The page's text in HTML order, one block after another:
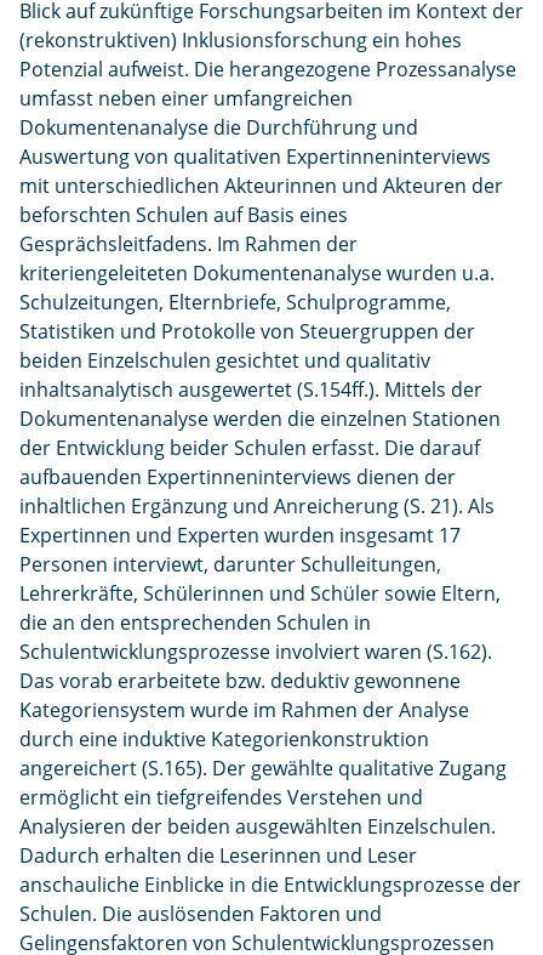
Blick auf zukünftige Forschungsarbeiten im Kontext der
(rekonstruktiven) Inklusionsforschung ein hohes
Potenzial aufweist. Die herangezogene Prozessanalyse
umfasst neben einer umfangreichen
Dokumentenanalyse die Durchführung und
Auswertung von qualitativen Expertinneninterviews
mit unterschiedlichen Akteurinnen und Akteuren der
beforschten Schulen auf Basis eines
Gesprächsleitfadens. Im Rahmen der
kriteriengeleiteten Dokumentenanalyse wurden u.a.
Schulzeitungen, Elternbriefe, Schulprogramme,
Statistiken und Protokolle von Steuergruppen der
beiden Einzelschulen gesichtet und qualitativ
inhaltsanalytisch ausgewertet (S.154ff.). Mittels der
Dokumentenanalyse werden die einzelnen Stationen
der Entwicklung beider Schulen erfasst. Die darauf
aufbauenden Expertinneninterviews dienen der
inhaltlichen Ergänzung und Anreicherung (S. 21). Als
Expertinnen und Experten wurden insgesamt 17
Personen interviewt, darunter Schulleitungen,
Lehrerkräfte, Schülerinnen und Schüler sowie Eltern,
die an den entsprechenden Schulen in
Schulentwicklungsprozesse involviert waren (S.162).
Das vorab erarbeitete bzw. deduktiv gewonnene
Kategoriensystem wurde im Rahmen der Analyse
durch eine induktive Kategorienkonstruktion
angereichert (S.165). Der gewählte qualitative Zugang
ermöglicht ein tiefgreifendes Verstehen und
Analysieren der beiden ausgewählten Einzelschulen.
Dadurch erhalten die Leserinnen und Leser
anschauliche Einblicke in die Entwicklungsprozesse der
Schulen. Die auslösenden Faktoren und
Gelingensfaktoren von Schulentwicklungsprozessen